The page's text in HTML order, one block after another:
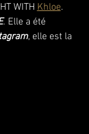
WITH Khloe.
. Elle a été
, elle est la